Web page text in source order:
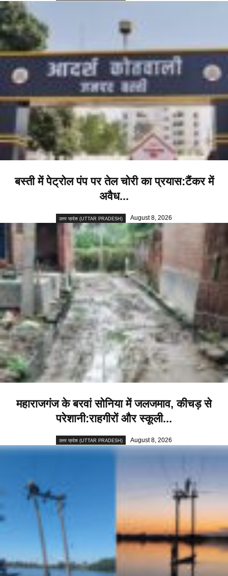
बस्ती में पेट्रोल पंप पर तेल चोरी का प्रयास:टैंकर में
अवैध...
उत्तर प्रदेश (UTTAR PRADESH) August 8, 2026
महाराजगंज के बरवां सोनिया में जलजमाव, कीचड़ से
परेशानी:राहगीरों और स्कूली...
उत्तर प्रदेश (UTTAR PRADESH) August 8, 2026